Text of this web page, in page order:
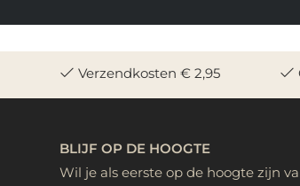
Verzendkosten € 2,95
BLIJF OP DE HOOGTE
Wil je als eerste op de hoogte zijn